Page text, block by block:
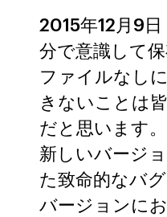
2015年12月9
分で意識して
ファイルなし
きないことは
だと思います
新しいバージ
た致命的なバ
バージョンに